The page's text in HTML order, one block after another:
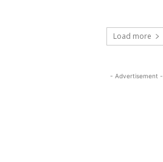
Load more
- Advertisement -